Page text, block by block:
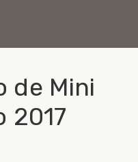
de Mini
2017